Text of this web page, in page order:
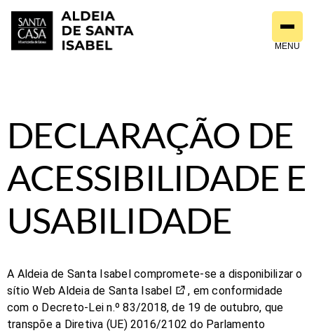
para
MENU
DECLARAÇÃO DE
ACESSIBILIDADE E
USABILIDADE
A Aldeia de Santa Isabelcompromete-se a disponibilizaro
sítio Web Aldeia de Santa Isabel
, em conformidade
com o Decreto-Lei n.º 83/2018, de 19 de outubro, que
transpõe a Diretiva (UE) 2016/2102 do Parlamento